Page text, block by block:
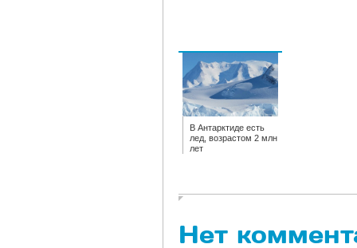
В Антарктиде есть
лед, возрастом 2 млн
лет
Нет